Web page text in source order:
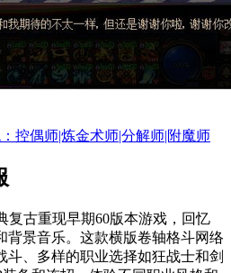
控偶师|炼金术师|分解师|附魔师
背景音乐。这款横版卷轴格斗网络
斗、多样的职业选择如狂战士和剑
备和连招。体验不同职业风格和